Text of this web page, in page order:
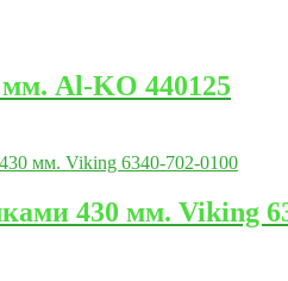
Al-KO 440125
430 мм. Viking